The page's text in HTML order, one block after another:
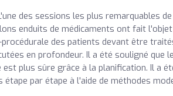
des sessions les plus remarquables
enduits de médicaments ont fait l'objet
des patients devant être
en profondeur. Il a été souligné que
plus sûre grâce à la planification. Il a
par étape à l'aide de méthodes